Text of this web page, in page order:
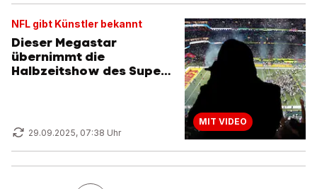
NFL gibt Künstler bekannt
Dieser Megastar
übernimmt die
Halbzeitshow des Super
29.09.2025, 07:38 Uhr
MIT VIDEO